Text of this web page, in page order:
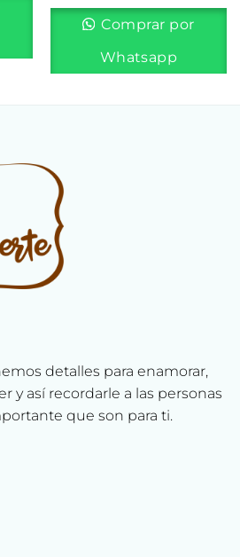
Comprar por
Whatsapp
detalles para enamorar,
y así recordarle a las personas
que son para ti.